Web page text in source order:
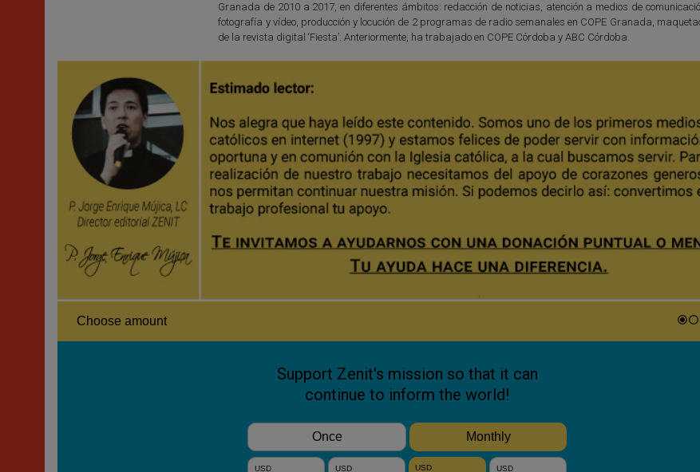
Granada de 2010 a 2017, en diferentes ámbitos: redacción de noticias, atención a medios de
fotografía y vídeo, producción y locución de 2 programas de radio semanales en COPE Granada,
de la revista digital ‘Fiesta’. Anteriormente, ha trabajado en COPE Córdoba y ABC Córdoba.